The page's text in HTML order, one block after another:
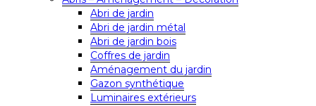
Abri de jardin
Abri de jardin métal
Abri de jardin bois
Coffres de jardin
Aménagement du jardin
Gazon synthétique
Luminaires extérieurs